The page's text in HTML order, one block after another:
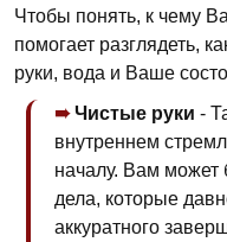
Чтобы понять, к чему
помогает разглядеть,
руки, вода и Ваше
Чистые руки -
внутреннем
началу. Вам может
дела, которые
аккуратного